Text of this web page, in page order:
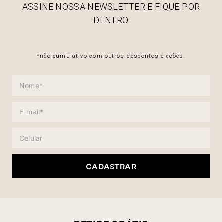
ASSINE NOSSA NEWSLETTER E FIQUE POR
DENTRO
*não cumulativo com outros descontos e ações.
CADASTRAR